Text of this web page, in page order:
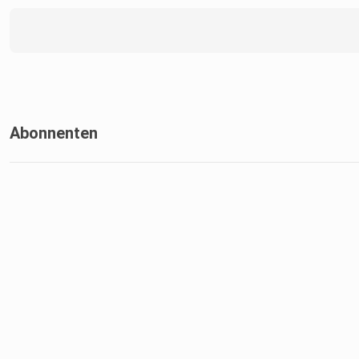
Abonnenten